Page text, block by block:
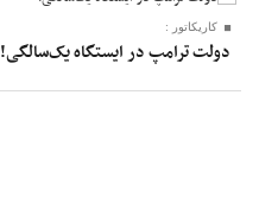
کاریکاتور :
دولت ترامپ در ایستگاه یک‌سالگی!